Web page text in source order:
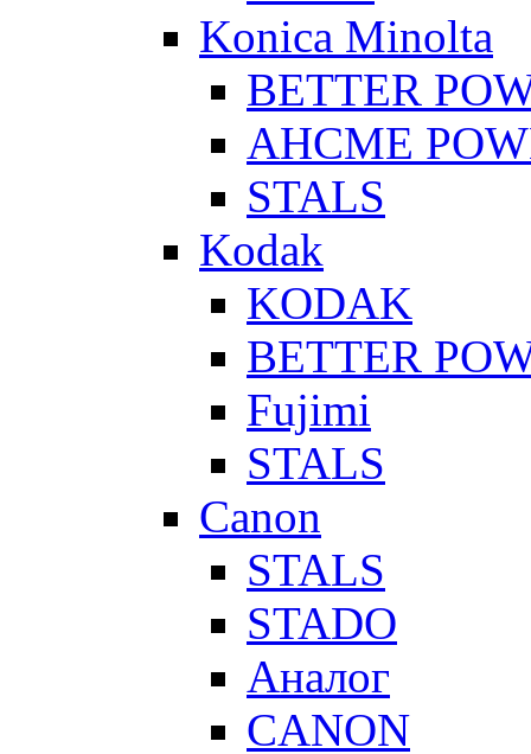
Konica Minolta
BETTER
AHCME
STALS
Kodak
KODAK
BETTER
Fujimi
STALS
Canon
STALS
STADO
Аналог
CANON